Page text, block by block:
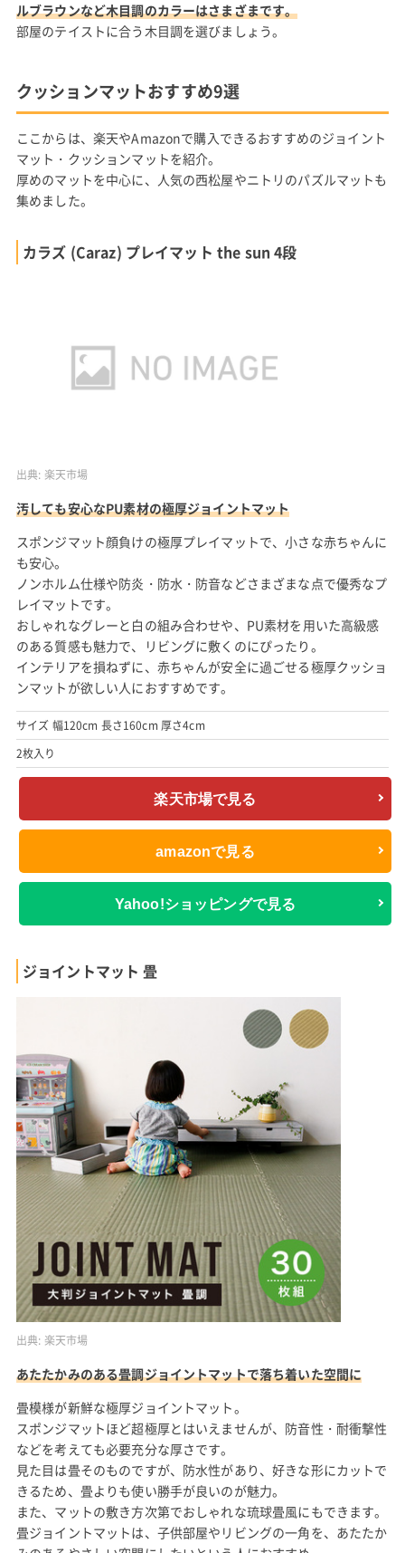
ルブラウンなど木目調のカラーはさまざまです。
部屋のテイストに合う木目調を選びましょう。
クッションマットおすすめ9選
ここからは、楽天やAmazonで購入できるおすすめのジョイント
マット・クッションマットを紹介。
厚めのマットを中心に、人気の西松屋やニトリのパズルマットも
集めました。
カラズ (Caraz) プレイマット the sun 4段
出典: 楽天市場
汚しても安心なPU素材の極厚ジョイントマット
スポンジマット顔負けの極厚プレイマットで、小さな赤ちゃんに
も安心。
ノンホルム仕様や防炎・防水・防音などさまざまな点で優秀なプ
レイマットです。
おしゃれなグレーと白の組み合わせや、PU素材を用いた高級感
のある質感も魅力で、リビングに敷くのにぴったり。
インテリアを損ねずに、赤ちゃんが安全に過ごせる極厚クッショ
ンマットが欲しい人におすすめです。
サイズ 幅120cm 長さ160cm 厚さ4cm
2枚入り
楽天市場で見る
amazonで見る
Yahoo!ショッピングで見る
ジョイントマット 畳
出典: 楽天市場
あたたかみのある畳調ジョイントマットで落ち着いた空間に
畳模様が新鮮な極厚ジョイントマット。
スポンジマットほど超極厚とはいえませんが、防音性・耐衝撃性
などを考えても必要充分な厚さです。
見た目は畳そのものですが、防水性があり、好きな形にカットで
きるため、畳よりも使い勝手が良いのが魅力。
また、マットの敷き方次第でおしゃれな琉球畳風にもできます。
畳ジョイントマットは、子供部屋やリビングの一角を、あたたか